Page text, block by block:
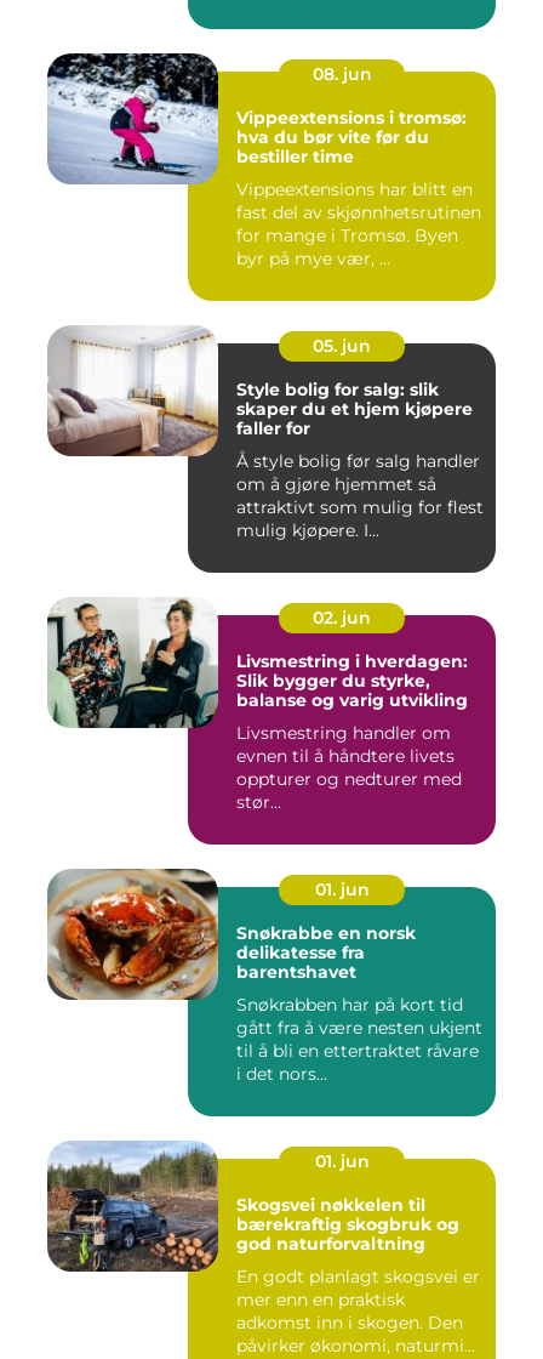
08. jun
Vippeextensions i tromsø:
hva du bør vite før du
bestiller time
Vippeextensions har blitt en
fast del av skjønnhetsrutinen
for mange i Tromsø. Byen
byr på mye vær, ...
05. jun
Style bolig for salg: slik
skaper du et hjem kjøpere
faller for
Å style bolig før salg handler
om å gjøre hjemmet så
attraktivt som mulig for flest
mulig kjøpere. I...
02. jun
Livsmestring i hverdagen:
Slik bygger du styrke,
balanse og varig utvikling
Livsmestring handler om
evnen til å håndtere livets
oppturer og nedturer med
stør...
01. jun
Snøkrabbe en norsk
delikatesse fra
barentshavet
Snøkrabben har på kort tid
gått fra å være nesten ukjent
til å bli en ettertraktet råvare
i det nors...
01. jun
Skogsvei nøkkelen til
bærekraftig skogbruk og
god naturforvaltning
En godt planlagt skogsvei er
mer enn en praktisk
adkomst inn i skogen. Den
påvirker økonomi, naturmi...